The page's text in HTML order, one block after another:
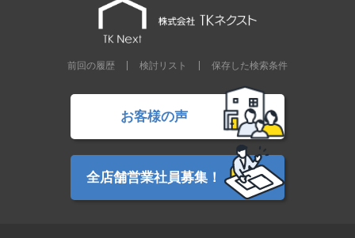
前回の履歴 検討リスト 保存した検索条件
お客様の声
全店舗営業社員募集！